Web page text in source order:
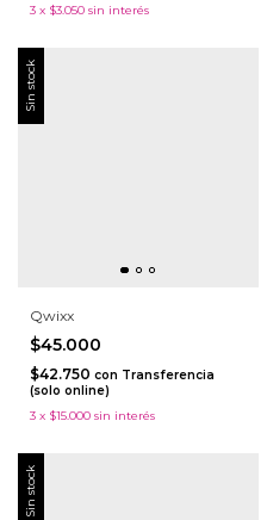
3 x $3.050 sin interés
Sin stock
Qwixx
$45.000
$42.750 con Transferencia
(solo online)
3 x $15.000 sin interés
Sin stock